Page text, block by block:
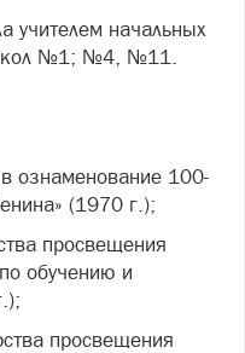
учителем начальных
№1; №4, №11.
ознаменование 100-
(1970 г.);
просвещения
обучению и
просвещения